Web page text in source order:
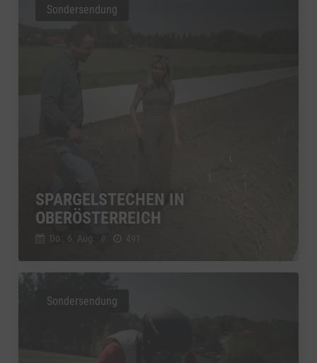
SPARGELSTECHEN IN
OBERÖSTERREICH
Do., 6. Aug. // 491
Sondersendung
Sondersendung